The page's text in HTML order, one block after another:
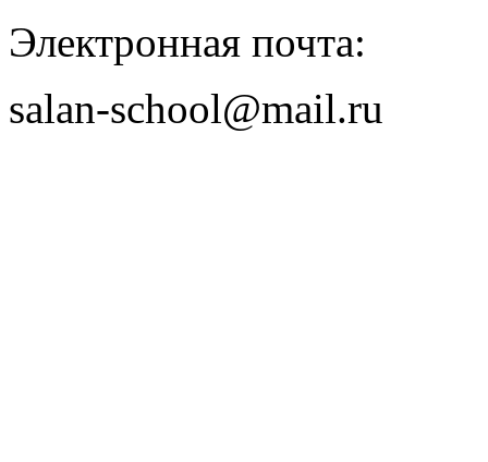
Электронная почта:
salan-school@mail.ru